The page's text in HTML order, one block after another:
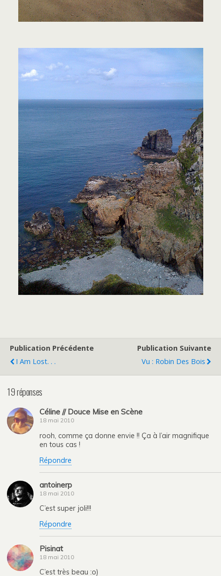
Publication Précédente
I Am Lost. . .
Publication Suivante
Vu : Robin Des Bois
19 réponses
Céline // Douce Mise en Scène
18 mai 2010
rooh, comme ça donne envie !! Ça à l’air magnifique
en tous cas !
Répondre
antoinerp
18 mai 2010
C’est super joli!!!
Répondre
Pisinat
18 mai 2010
C’est très beau :o)